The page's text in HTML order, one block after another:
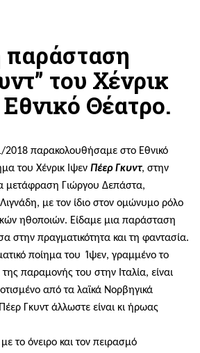
παράσταση
του Χένρικ
Θέατρο.
παρακολουθήσαμε στο Εθνικό
του Χένρικ Ιψεν Πέερ Γκυντ, στην
μετάφραση Γιώργου Δεπάστα,
με τον ίδιο στον ομώνυμο ρόλο
ηθοποιών. Είδαμε μια παράσταση
στην πραγματικότητα και τη φαντασία.
ποίημα του Ίψεν, γραμμένο το
παραμονής του στην Ιταλία, είναι
από τα λαϊκά Νορβηγικά
Γκυντ άλλωστε είναι κι ήρωας
το όνειρο και τον πειρασμό